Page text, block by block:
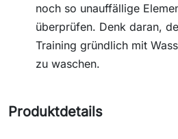
noch so unauffällige
überprüfen. Denk daran,
Training gründlich mit
zu waschen.
Produktdetails